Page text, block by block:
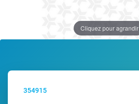
Cliquez pour agrandir
354915